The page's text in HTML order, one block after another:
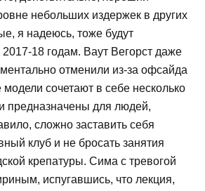
небольших издержек в других
я надеюсь, тоже будут
2017-18 годам. Ваут Вегорст даже
отменили из-за офсайда
сочетают в себе несколько
предназначены для людей,
сложно заставить себя
клуб и не бросать занятия
крепатуры. Сима с тревогой
испугавшись, что лекция,